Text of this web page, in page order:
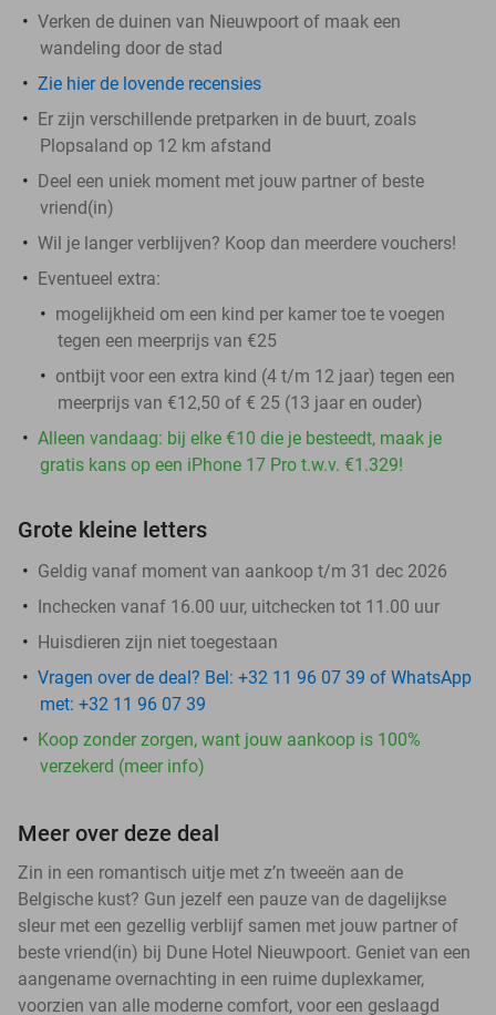
Verken de duinen van Nieuwpoort of maak een
wandeling door de stad
Zie hier de lovende recensies
Er zijn verschillende pretparken in de buurt, zoals
Plopsaland op 12 km afstand
Deel een uniek moment met jouw partner of beste
vriend(in)
Wil je langer verblijven? Koop dan meerdere vouchers!
Eventueel extra:
mogelijkheid om een kind per kamer toe te voegen
tegen een meerprijs van €25
ontbijt voor een extra kind (4 t/m 12 jaar) tegen een
meerprijs van €12,50 of € 25 (13 jaar en ouder)
Alleen vandaag: bij elke €10 die je besteedt, maak je
gratis kans op een iPhone 17 Pro t.w.v. €1.329!
Grote kleine letters
Geldig vanaf moment van aankoop t/m 31 dec 2026
Inchecken vanaf 16.00 uur, uitchecken tot 11.00 uur
Huisdieren zijn niet toegestaan
Vragen over de deal? Bel: +32 11 96 07 39 of WhatsApp
met: +32 11 96 07 39
Koop zonder zorgen, want jouw aankoop is 100%
verzekerd (meer info)
Meer over deze deal
Zin in een romantisch uitje met z’n tweeën aan de
Belgische kust? Gun jezelf een pauze van de dagelijkse
sleur met een gezellig verblijf samen met jouw partner of
beste vriend(in) bij Dune Hotel Nieuwpoort. Geniet van een
aangename overnachting in een ruime duplexkamer,
voorzien van alle moderne comfort, voor een geslaagd